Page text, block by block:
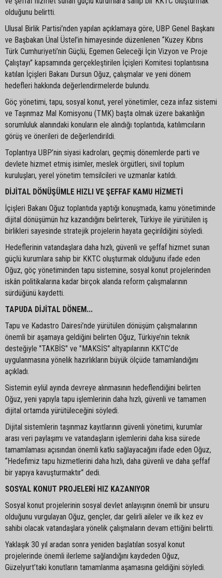
olduğunu belirtti.
Ulusal Birlik Partisi’nden yapılan açıklamaya göre, UBP Genel Başkanı
ve Başbakan Ünal Üstel’in himayesinde düzenlenen “Kuzey Kıbrıs
Türk Cumhuriyeti’nin Güçlü, Egemen Geleceği İçin Vizyon ve Proje
Çalıştayı” kapsamında gerçekleştirilen İçişleri Komitesi toplantısına
katılan İçişleri Bakanı Dursun Oğuz, çalışmalar ve yeni dönem
hedefleri hakkında değerlendirmelerde bulundu.
Göç yönetimi, tapu, sosyal konut, yerel yönetimler, ceza infaz sistemi
ve Taşınmaz Mal Komisyonu (TMK) başta olmak üzere bakanlığın
sorumluluk alanındaki konuların ele alındığı toplantıda, katılımcıların
görüş ve önerileri de değerlendirildi.
Toplantıya UBP’nin siyasi kadroları, geçmiş dönemlerde parti ve
devlete hizmet etmiş isimler, meslek örgütleri, sivil toplum
kuruluşları, yerel yönetim temsilcileri ve uzmanlar katıldı.
DİJİTAL DÖNÜŞÜMLE HIZLI VE ŞEFFAF KAMU HİZMETİ
İçişleri Bakanı Oğuz toplantıda yaptığı konuşmada, kamu yönetiminde
dijital dönüşümün hız kazandığını belirterek, Türkiye ile yürütülen iş
birlikleri sayesinde stratejik projelerin hayata geçirildiğini söyledi.
Hedeflerinin vatandaşlara daha hızlı, güvenli ve şeffaf hizmet sunan
güçlü kurumlara sahip bir KKTC oluşturmak olduğunu ifade eden
Oğuz, göç yönetiminden tapu sistemine, sosyal konut projelerinden
iskân politikalarına kadar birçok alanda reform çalışmalarının
sürdüğünü kaydetti.
TAPUDA DİJİTAL DÖNEM...
Tapu ve Kadastro Dairesi’nde yürütülen dönüşüm çalışmalarının
önemli bir aşamaya geldiğini belirten Oğuz, Türkiye’nin teknik
desteğiyle "TAKBİS" ve "MAKSİS" altyapılarının KKTC’de
uygulanmasına yönelik hazırlıkların büyük ölçüde tamamlandığını
açıkladı.
Sistemin eylül ayında devreye alınmasının hedeflendiğini belirten
Oğuz, yeni yapıyla tapu işlemlerinin daha hızlı, güvenli ve tamamen
dijital ortamda yürütüleceğini söyledi.
Dijital sistemlerin taşınmaz kayıtlarının güvenli yönetimi, kurumlar
arası veri paylaşımı ve vatandaşların işlemlerini daha kısa sürede
tamamlaması açısından önemli katkı sağlayacağını ifade eden Oğuz,
“Hedefimiz tapu hizmetlerini daha hızlı, daha güvenli ve daha şeffaf
bir yapıya kavuşturmaktır” dedi.
SOSYAL KONUT PROJELERİ HIZ KAZANIYOR
Sosyal konut projelerinin sosyal devlet anlayışının önemli bir unsuru
olduğunu vurgulayan Oğuz, gençler, dar gelirli aileler ve ilk kez ev
sahibi olacak vatandaşlara yönelik çalışmaların devam ettiğini belirtti.
Yaklaşık 30 yıl aradan sonra yeniden başlatılan sosyal konut
projelerinde önemli ilerleme sağlandığını kaydeden Oğuz,
Güzelyurt’taki konutların tamamlanma aşamasına geldiğini söyledi.